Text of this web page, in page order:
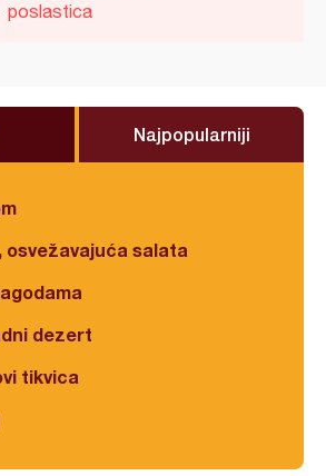
poslastica
Najpopularniji
osvežavajuća salata
dezert
tikvica